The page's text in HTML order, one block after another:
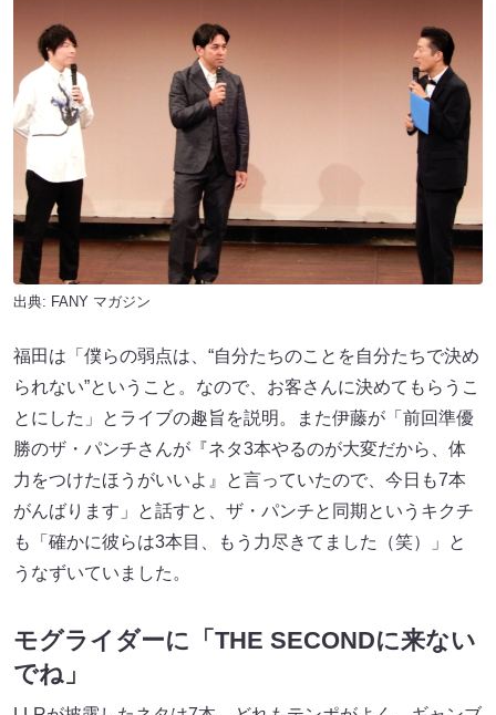
出典: FANY マガジン
福田は「僕らの弱点は、“自分たちのことを自分たちで決め
られない”ということ。なので、お客さんに決めてもらうこ
とにした」とライブの趣旨を説明。また伊藤が「前回準優
勝のザ・パンチさんが『ネタ3本やるのが大変だから、体
力をつけたほうがいいよ』と言っていたので、今日も7本
がんばります」と話すと、ザ・パンチと同期というキクチ
も「確かに彼らは3本目、もう力尽きてました（笑）」と
うなずいていました。
モグライダーに「THE SECONDに来ない
でね」